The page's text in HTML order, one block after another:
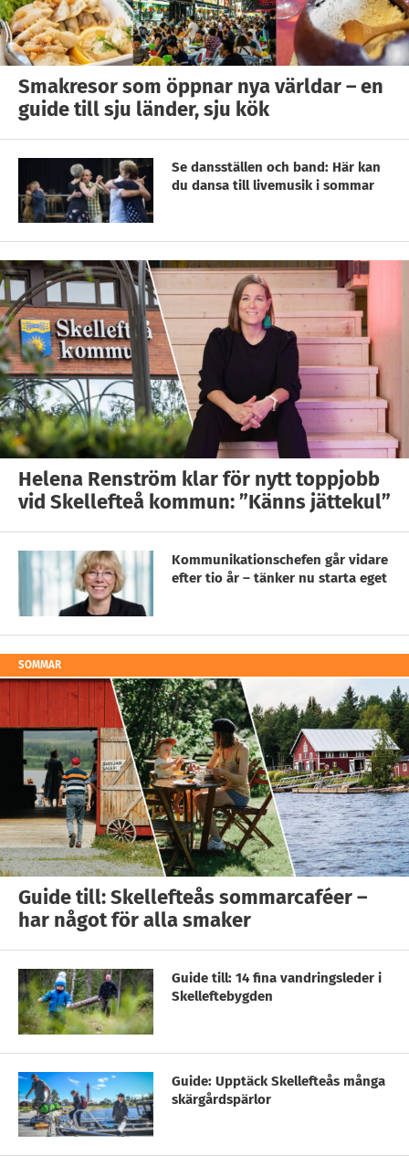
Smakresor som öppnar nya världar – en
guide till sju länder, sju kök
Se dansställen och band: Här kan
du dansa till livemusik i sommar
Helena Renström klar för nytt toppjobb
vid Skellefteå kommun: ”Känns jättekul”
Kommunikationschefen går vidare
efter tio år – tänker nu starta eget
SOMMAR
Guide till: Skellefteås sommarcaféer –
har något för alla smaker
Guide till: 14 fina vandringsleder i
Skelleftebygden
Guide: Upptäck Skellefteås många
skärgårdspärlor